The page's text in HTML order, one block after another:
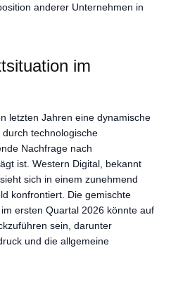
anderer Unternehmen in
im
letzten Jahren eine dynamische
technologische
Nachfrage nach
ist. Western Digital, bekannt
sich in einem zunehmend
konfrontiert. Die gemischte
ersten Quartal 2026 könnte auf
sein, darunter
und die allgemeine